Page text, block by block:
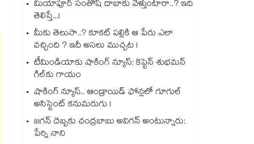
మియాపూర్ సంతోష్ దాబాకు వెళ్తుంటారా..? ఇది
తెలిస్తే...!
మీకు తెలుసా..? కూకట్ పల్లికి ఆ పేరు ఎలా
వచ్చింది ? ఇదీ అసలు ముచ్చట !
టీమిండియాకు షాకింగ్ న్యూస్: కెప్టెన్ శుభమన్
గిల్‎కు గాయం
షాకింగ్ న్యూస్.. ఆండ్రాయిడ్ ఫోన్లలో గూగుల్
అసిస్టెంట్ కనుమరుగు !
జగన్ దెబ్బకు చంద్రబాబు అవిగన్ అంటున్నారు:
పేర్ని నాని